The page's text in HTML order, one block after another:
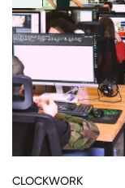
CLOCKWORK